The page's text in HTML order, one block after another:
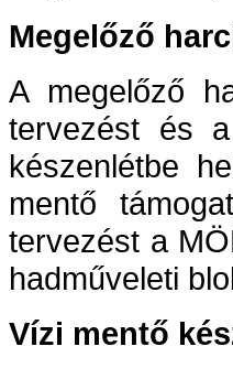
Megelőző
A megelőző
tervezést és
készenlétbe
mentő
tervezést a
hadműveleti
Vízi mentő